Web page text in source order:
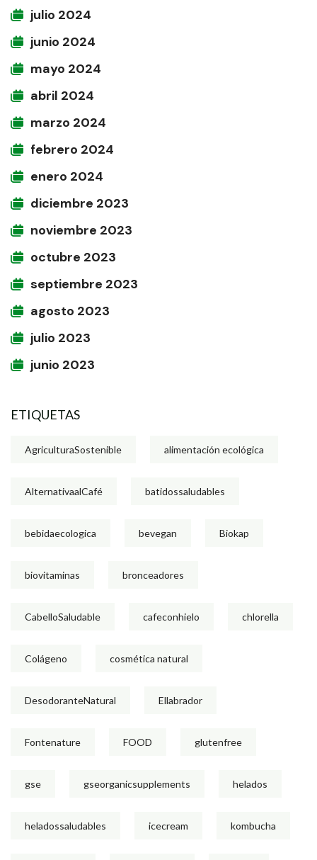
julio 2024
junio 2024
mayo 2024
abril 2024
marzo 2024
febrero 2024
enero 2024
diciembre 2023
noviembre 2023
octubre 2023
septiembre 2023
agosto 2023
julio 2023
junio 2023
ETIQUETAS
AgriculturaSostenible alimentación ecológica
AlternativaalCafé batidossaludables
bebidaecologica bevegan Biokap
biovitaminas bronceadores
CabelloSaludable cafeconhielo chlorella
Colágeno cosmética natural
DesodoranteNatural Ellabrador
Fontenature FOOD glutenfree
gse gseorganicsupplements helados
heladossaludables icecream kombucha